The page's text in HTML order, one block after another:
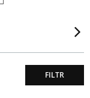
FILTR